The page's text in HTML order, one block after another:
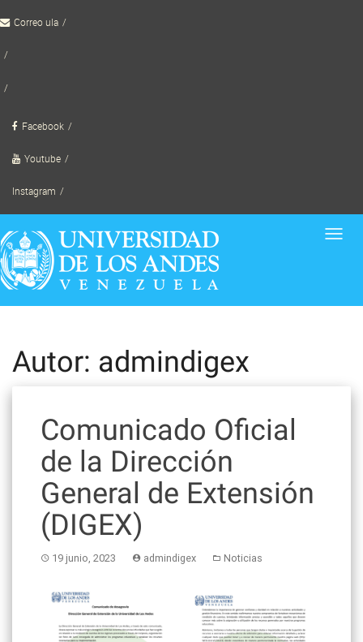
to Correo ula
Facebook
Youtube
Instagram
Autor: admindigex
Comunicado Oficial
de la Dirección
General de Extensión
(DIGEX)
19 junio, 2023 admindigex Noticias